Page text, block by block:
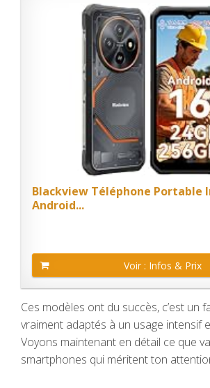
Blackview Téléphone Portable
Android...
Voir : Infos & Prix
Ces modèles ont du succès, c’est un
vraiment adaptés à un usage intensif
Voyons maintenant en détail ce que
smartphones qui méritent ton